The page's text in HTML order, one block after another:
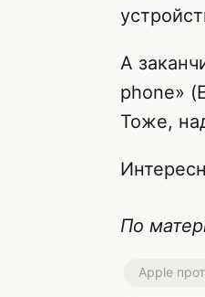
А
phone»
Тоже,
По
Apple